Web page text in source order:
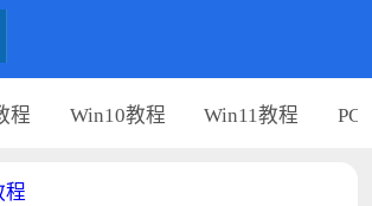
程 Win10教程 Win11教程 PC
程